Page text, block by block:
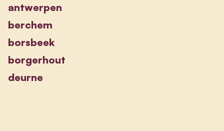
antwerpen
berchem
borsbeek
borgerhout
deurne